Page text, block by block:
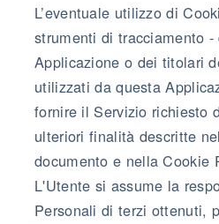
L’eventuale utilizzo di
strumenti di tracciamento
Applicazione o dei titolari
utilizzati da questa
fornire il Servizio richiesto
ulteriori finalità descritte
documento e nella Cookie
L'Utente si assume la
Personali di terzi ottenuti,